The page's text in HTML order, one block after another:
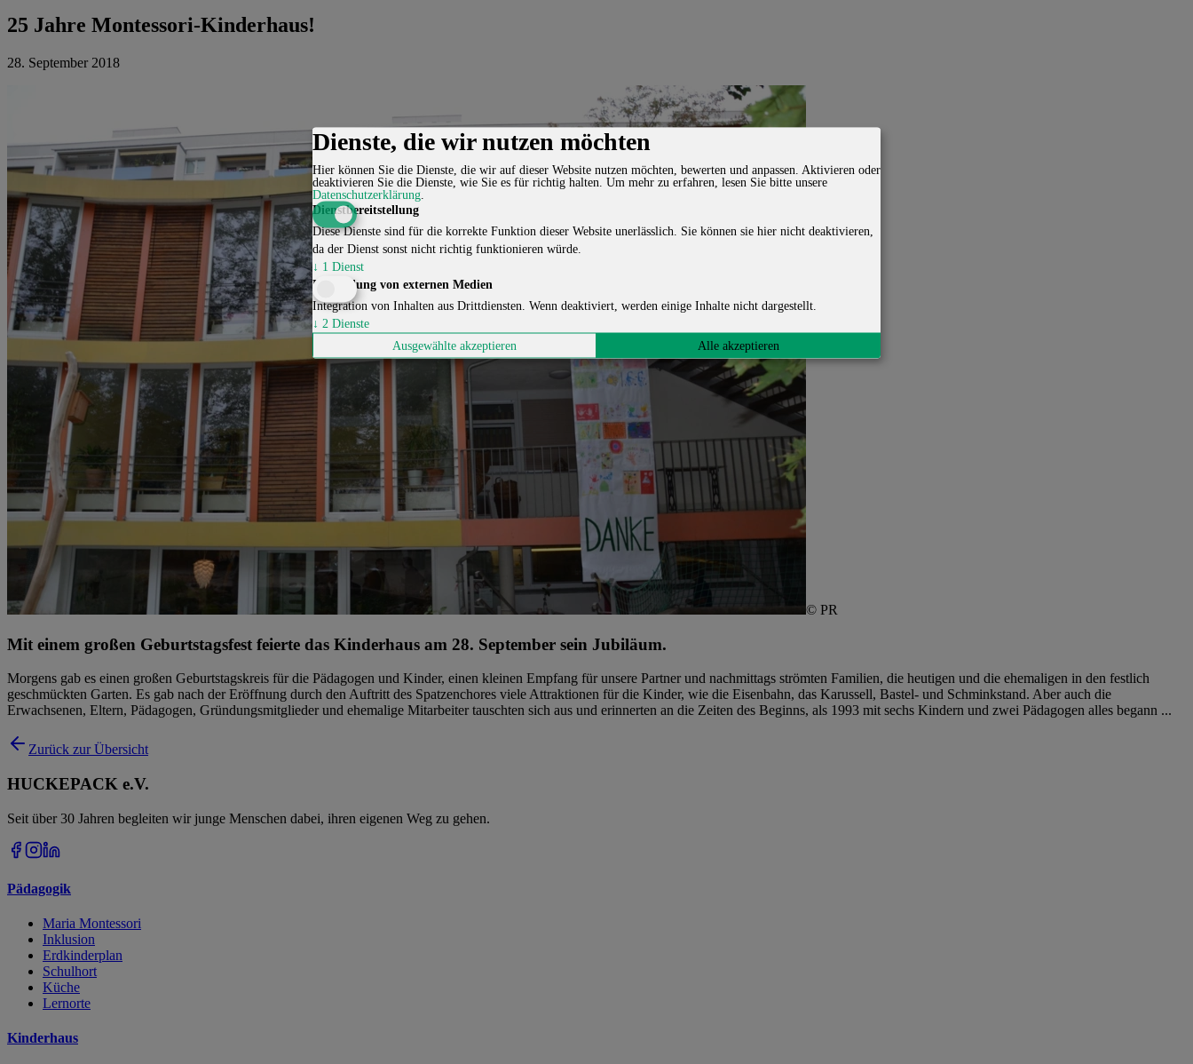
25 Jahre Montessori-Kinderhaus!
28. September 2018
© PR
Mit einem großen Geburtstagsfest feierte das Kinderhaus am 28. September sein Jubiläum.
Morgens gab es einen großen Geburtstagskreis für die Pädagogen und Kinder, einen kleinen Empfang für unsere Partner und nachmittags strömten Familien, die heutigen und die ehemaligen in den festlich
geschmückten Garten. Es gab nach der Eröffnung durch den Auftritt des Spatzenchores viele Attraktionen für die Kinder, wie die Eisenbahn, das Karussell, Bastel- und Schminkstand. Aber auch die
Erwachsenen, Eltern, Pädagogen, Gründungsmitglieder und ehemalige Mitarbeiter tauschten sich aus und erinnerten an die Zeiten des Beginns, als 1993 mit sechs Kindern und zwei Pädagogen alles begann ...
Zurück zur Übersicht
HUCKEPACK e.V.
Seit über 30 Jahren begleiten wir junge Menschen dabei, ihren eigenen Weg zu gehen.
Pädagogik
Maria Montessori
Inklusion
Erdkinderplan
Schulhort
Küche
Lernorte
Kinderhaus
Dienste, die wir nutzen möchten
Hier können Sie die Dienste, die wir auf dieser Website nutzen möchten, bewerten und anpassen. Aktivieren oder
deaktivieren Sie die Dienste, wie Sie es für richtig halten. Um mehr zu erfahren, lesen Sie bitte unsere
Datenschutzerklärung
Dienstbereitstellung
Diese Dienste sind für die korrekte Funktion dieser Website unerlässlich. Sie können sie hier nicht deaktivieren,
da der Dienst sonst nicht richtig funktionieren würde.
↓ 1 Dienst
Einbindung von externen Medien
Integration von Inhalten aus Drittdiensten. Wenn deaktiviert, werden einige Inhalte nicht dargestellt.
↓ 2 Dienste
Ausgewählte akzeptieren
Alle akzeptieren